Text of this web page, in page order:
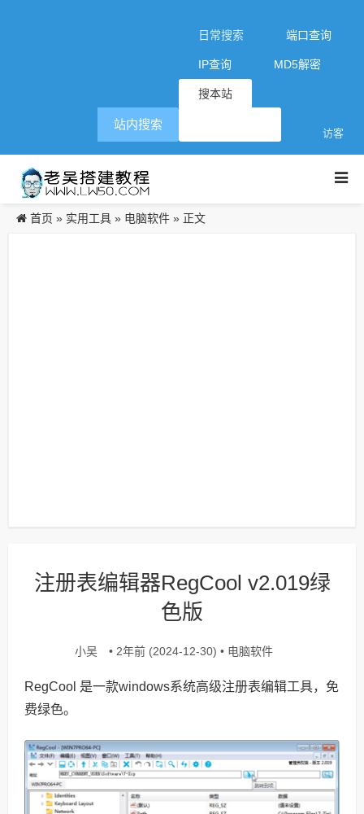
日常搜索 端口查询
IP查询 MD5解密
搜本站
访客
站内搜索
首页 » 实用工具 » 电脑软件 » 正文
注册表编辑器RegCool v2.019绿
色版
小吴 • 2年前 (2024-12-30) • 电脑软件
RegCool 是一款windows系统高级注册表编辑工具，免
费绿色。